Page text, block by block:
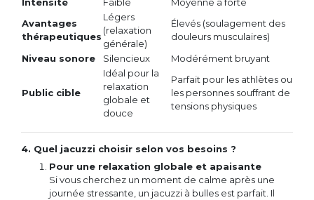
Avantages
thérapeutiques
Légers
(relaxation
générale)
Élevés (soulagement des
douleurs musculaires)
Niveau sonore
Silencieux Modérément bruyant
Public cible
Idéal pour la
relaxation
globale et
douce
Parfait pour les athlètes ou
les personnes souffrant de
tensions physiques
4. Quel jacuzzi choisir selon vos besoins ?
Pour une relaxation globale et apaisante
Si vous cherchez un moment de calme après une
journée stressante, un jacuzzi à bulles est parfait. Il